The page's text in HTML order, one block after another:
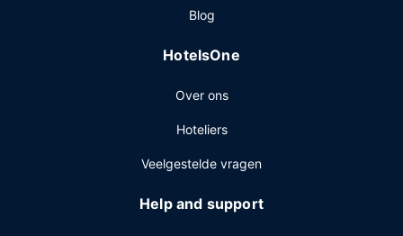
Blog
HotelsOne
Over ons
Hoteliers
Veelgestelde vragen
Help and support